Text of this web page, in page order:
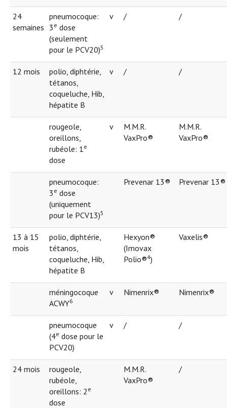
24
semaines
pneumocoque:
3 e dose
(seulement
pour le PCV20)5
v / /
12 mois
polio, diphtérie,
tétanos,
coqueluche, Hib,
hépatite B
v / /
rougeole,
oreillons,
rubéole: 1e
dose
v
M.M.R.
VaxPro®
M.M.R.
VaxPro®
pneumocoque:
3 e dose
(uniquement
pour le PCV13)5
Prevenar 13® Prevenar 13®
13 à 15
mois
polio, diphtérie,
tétanos,
coqueluche, Hib,
hépatite B
Hexyon®
(Imovax
Polio®4)
Vaxelis®
méningocoque
ACWY6
v Nimenrix® Nimenrix®
pneumocoque
(4e dose pour le
PCV20)
v / /
24 mois
rougeole,
rubéole,
oreillons: 2 e
dose
M.M.R.
VaxPro®
/